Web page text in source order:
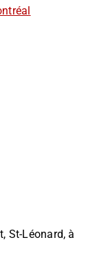
St-Léonard, à